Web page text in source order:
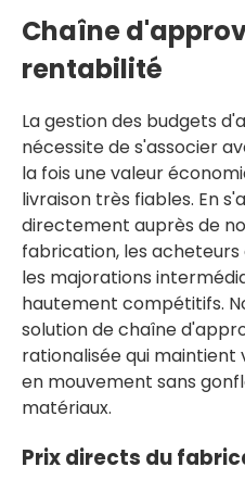
Chaîne
rentabilité
La gestion des budgets
nécessite de s'associer
la fois une valeur
livraison très fiables. En
directement auprès de
fabrication, les
les majorations
hautement compétitifs.
solution de chaîne
rationalisée qui maintient
en mouvement sans
matériaux.
Prix ​​​​directs du